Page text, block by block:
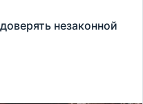
незаконной